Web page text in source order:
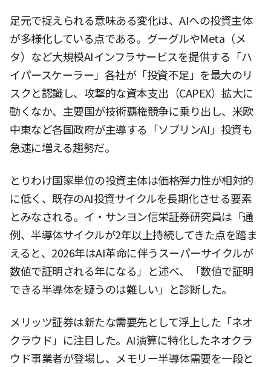
足元で捉えられる意味ある変化は、AIへの投資主体
が多様化している点である。グーグルやMeta（メ
タ）など大規模AIインフラサービスを提供する「ハ
イパースケーラー」各社が「投資不足」を最大のリ
スクと認識し、攻撃的な資本支出（CAPEX）拡大に
動くなか、主要国が技術覇権競争に乗り出し、米欧
中東など各国政府が主導する「ソブリンAI」投資も
急速に増える趨勢だ。
とりわけ国家単位の投資主体は価格弾力性が相対的
に低く、既存のAI投資サイクルを長期化させる要素
とみなされる。イ・サンヨン信栄証券研究員は「通
例、半導体サイクルが2年以上持続してきた点を踏ま
えると、2026年はAI革命に伴うスーパーサイクルが
数値で証明される年になる」と述べ、「数値で証明
できる半導体を疑うのは難しい」と診断した。
メリッツ証券は新たな需要先として浮上した「ネオ
クラウド」に注目した。AI演算に特化したネオクラ
ウド事業者が登場し、メモリー半導体需要を一段と